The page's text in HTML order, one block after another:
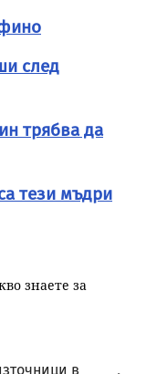
след
трябва да
тези мъдри
знаете за
в